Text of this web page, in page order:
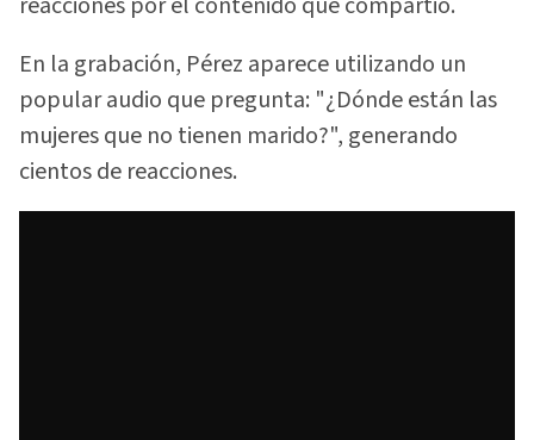
En la grabación, Pérez aparece utilizando un
popular audio que pregunta: "¿Dónde están las
mujeres que no tienen marido?", generando
cientos de reacciones.